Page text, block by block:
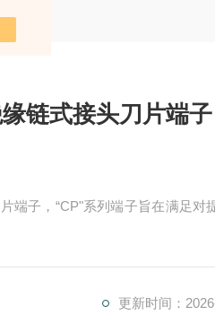
链式接头刀片端子
端子，“CP"系列端子旨在满足对
更新时间：